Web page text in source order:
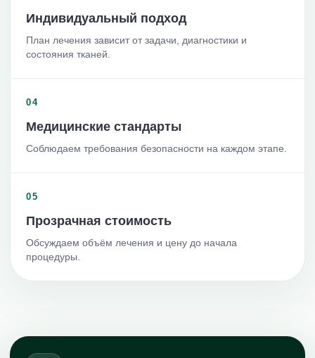
Индивидуальный подход
План лечения зависит от задачи, диагностики и
состояния тканей.
04
Медицинские стандарты
Соблюдаем требования безопасности на каждом этапе.
05
Прозрачная стоимость
Обсуждаем объём лечения и цену до начала
процедуры.